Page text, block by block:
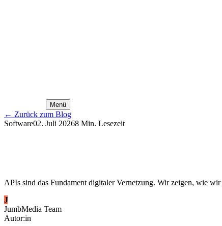
Menü
← Zurück zum Blog
Software02. Juli 20268 Min. Lesezeit
APIs sind das Fundament digitaler Vernetzung. Wir zeigen, wie
J
JumbMedia Team
Autor:in